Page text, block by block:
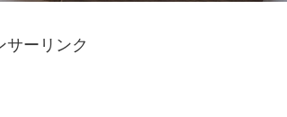
サーリンク